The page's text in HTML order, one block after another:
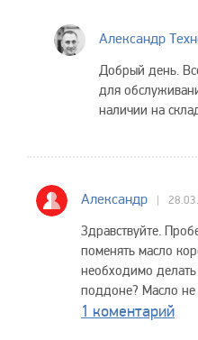
Александр
Добрый день.
для
наличии на
Александр
Здравствуйте.
поменять масло
необходимо
поддоне? Масло не
1 коментарий